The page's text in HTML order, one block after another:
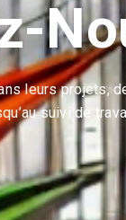
leurs projets,
suivi de